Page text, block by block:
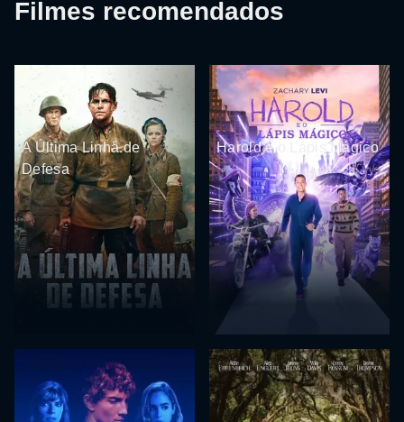
Filmes recomendados
A Última Linha de
Defesa
Harold e o Lápis Mágico